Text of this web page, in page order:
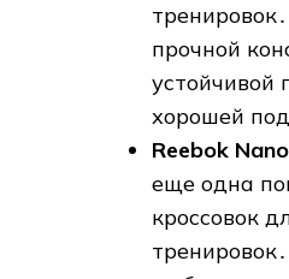
прочной
устойчивой
хорошей
Reebok
еще одна
кроссовок